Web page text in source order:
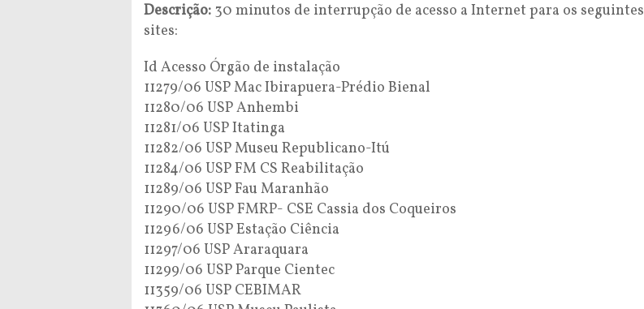
Descrição: 30 minutos de interrupção de acesso a Internet para os seguintes
sites:
Id Acesso Órgão de instalação
11279/06 USP Mac Ibirapuera-Prédio Bienal
11280/06 USP Anhembi
11281/06 USP Itatinga
11282/06 USP Museu Republicano-Itú
11284/06 USP FM CS Reabilitação
11289/06 USP Fau Maranhão
11290/06 USP FMRP- CSE Cassia dos Coqueiros
11296/06 USP Estação Ciência
11297/06 USP Araraquara
11299/06 USP Parque Cientec
11359/06 USP CEBIMAR